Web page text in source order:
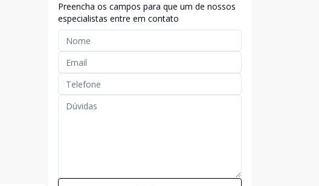
Preencha os campos para que um de nossos
especialistas entre em contato